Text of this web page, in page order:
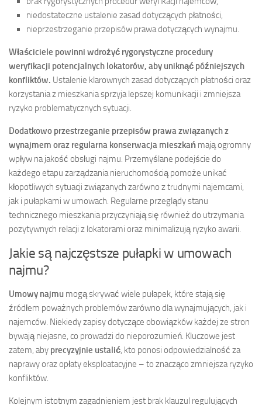
niedostateczne ustalenie zasad dotyczących płatności,
nieprzestrzeganie przepisów prawa dotyczących wynajmu.
Właściciele powinni wdrożyć rygorystyczne procedury
weryfikacji potencjalnych lokatorów, aby uniknąć późniejszych
konfliktów. Ustalenie klarownych zasad dotyczących płatności oraz
korzystania z mieszkania sprzyja lepszej komunikacji i zmniejsza
ryzyko problematycznych sytuacji.
Dodatkowo przestrzeganie przepisów prawa związanych z
wynajmem oraz regularna konserwacja mieszkań mają ogromny
wpływ na jakość obsługi najmu. Przemyślane podejście do
każdego etapu zarządzania nieruchomością pomoże unikać
kłopotliwych sytuacji związanych zarówno z trudnymi najemcami,
jak i pułapkami w umowach. Regularne przeglądy stanu
technicznego mieszkania przyczyniają się również do utrzymania
pozytywnych relacji z lokatorami oraz minimalizują ryzyko awarii.
Jakie są najczęstsze pułapki w umowach
najmu?
Umowy najmu mogą skrywać wiele pułapek, które stają się
źródłem poważnych problemów zarówno dla wynajmujących, jak i
najemców. Niekiedy zapisy dotyczące obowiązków każdej ze stron
bywają niejasne, co prowadzi do nieporozumień. Kluczowe jest
zatem, aby precyzyjnie ustalić, kto ponosi odpowiedzialność za
naprawy oraz opłaty eksploatacyjne – to znacząco zmniejsza ryzyko
konfliktów.
Kolejnym istotnym zagadnieniem jest brak klauzul regulujących